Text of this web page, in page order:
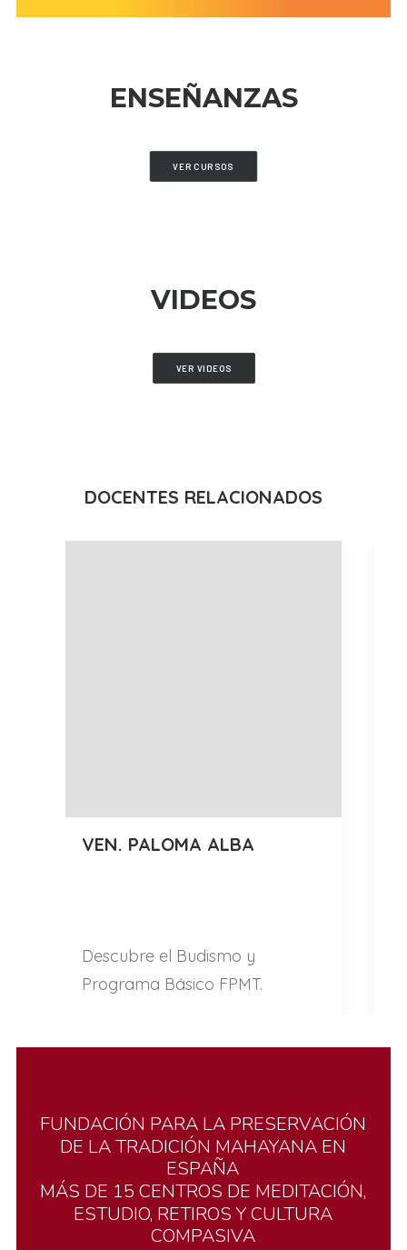
ENSEÑANZAS
VER CURSOS
VIDEOS
VER VIDEOS
DOCENTES RELACIONADOS
VEN. PALOMA ALBA
Descubre el Budismo y
Programa Básico FPMT.
FUNDACIÓN PARA LA PRESERVACIÓN
DE LATRADICIÓN MAHAYANA EN
ESPAÑA
MÁS DE 15 CENTROS DE MEDITACIÓN,
ESTUDIO, RETIROS YCULTURA
COMPASIVA